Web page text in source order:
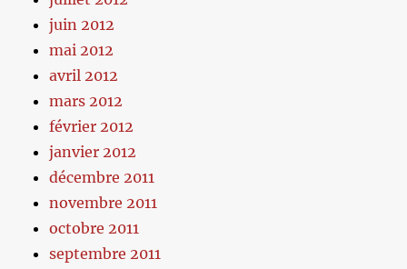
juin 2012
mai 2012
avril 2012
mars 2012
février 2012
janvier 2012
décembre 2011
novembre 2011
octobre 2011
septembre 2011